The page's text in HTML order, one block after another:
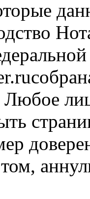
Любое